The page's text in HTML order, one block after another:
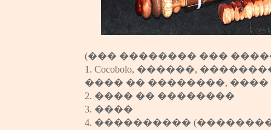
(��� �������� ���
1. Cocobolo, ������,
���� �� ��������, ����
2. ���� �� ��������
3. ����
4. ����������